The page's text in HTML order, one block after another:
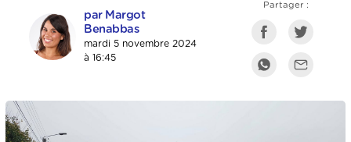
par Margot
Benabbas
mardi 5 novembre 2024
à 16:45
Partager :